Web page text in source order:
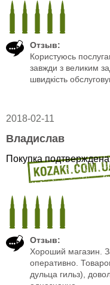
Отзыв:
Користуюсь
завжди з великим
швидкість
2018-02-11
Владислав
Покупка подтверждена
Отзыв:
Хороший магазин.
оперативно.
дульца гильз),